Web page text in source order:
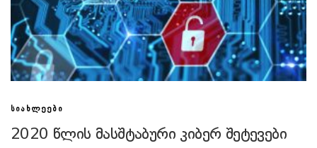
ᲡᲘᲐᲮᲚᲔᲔᲑᲘ
2020 წლის მასშტაბური კიბერ შეტევები